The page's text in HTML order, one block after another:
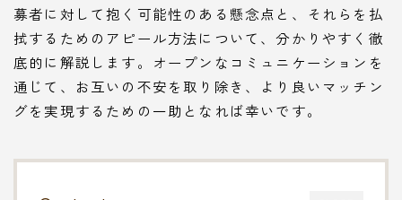
募者に対して抱く可能性のある懸念点と、それらを払
拭するためのアピール方法について、分かりやすく徹
底的に解説します。オープンなコミュニケーションを
通じて、お互いの不安を取り除き、より良いマッチン
グを実現するための一助となれば幸いです。